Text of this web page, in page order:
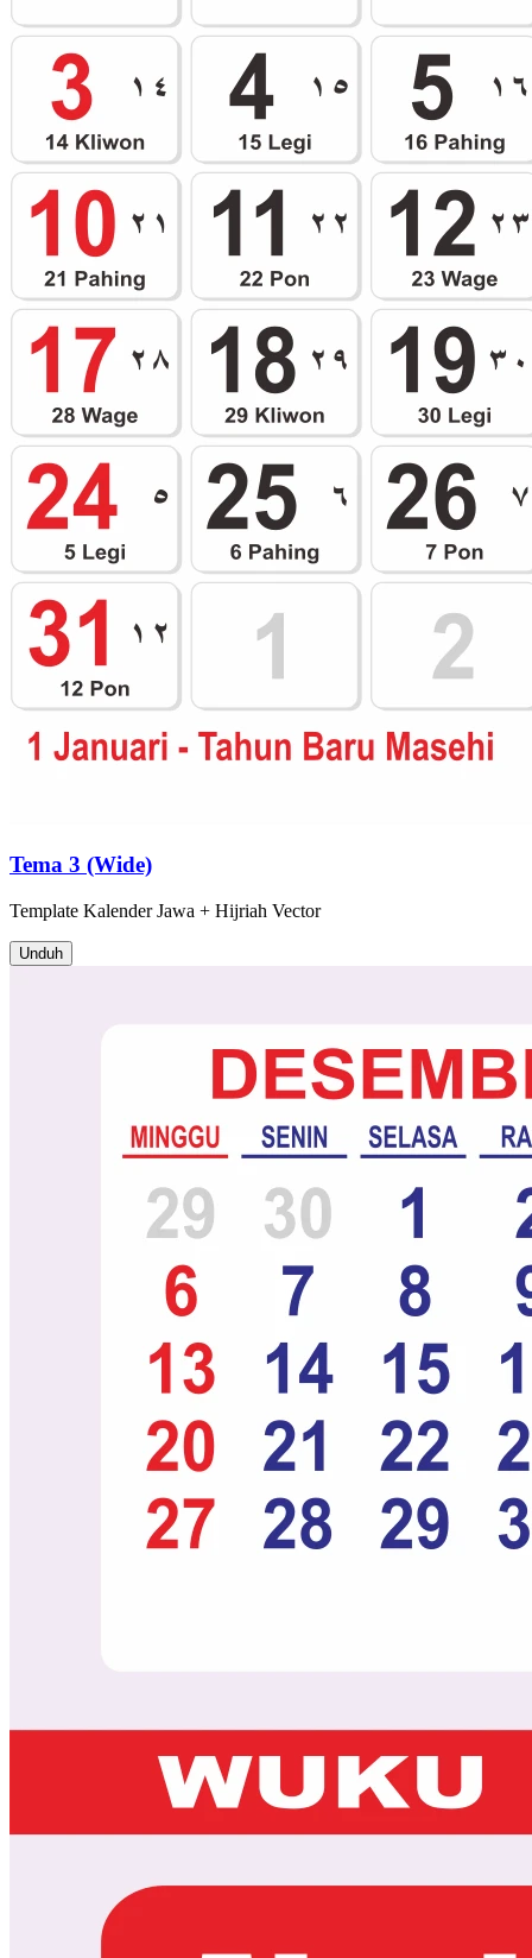
Tema 3 (Wide)
Template Kalender Jawa + Hijriah Vector
Unduh